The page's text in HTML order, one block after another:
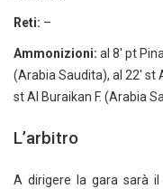
Reti: –
Ammonizioni: al 8′ pt
(Arabia Saudita), al 22′ st
st Al Buraikan F. (Arabia
L’arbitro
A dirigere la gara sarà